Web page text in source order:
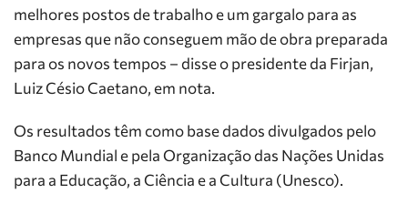
melhores postos de trabalho e um gargalo para as
empresas que não conseguem mão de obra preparada
para os novos tempos – disse o presidente da Firjan,
Luiz Césio Caetano, em nota.
Os resultados têm como base dados divulgados pelo
Banco Mundial e pela Organização das Nações Unidas
para a Educação, a Ciência e a Cultura (Unesco).